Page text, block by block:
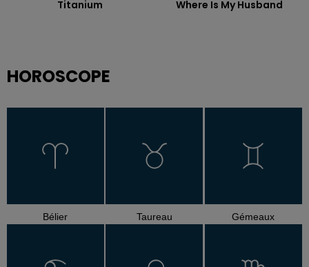
Titanium Where Is My Husband
HOROSCOPE
Bélier Taureau Gémeaux